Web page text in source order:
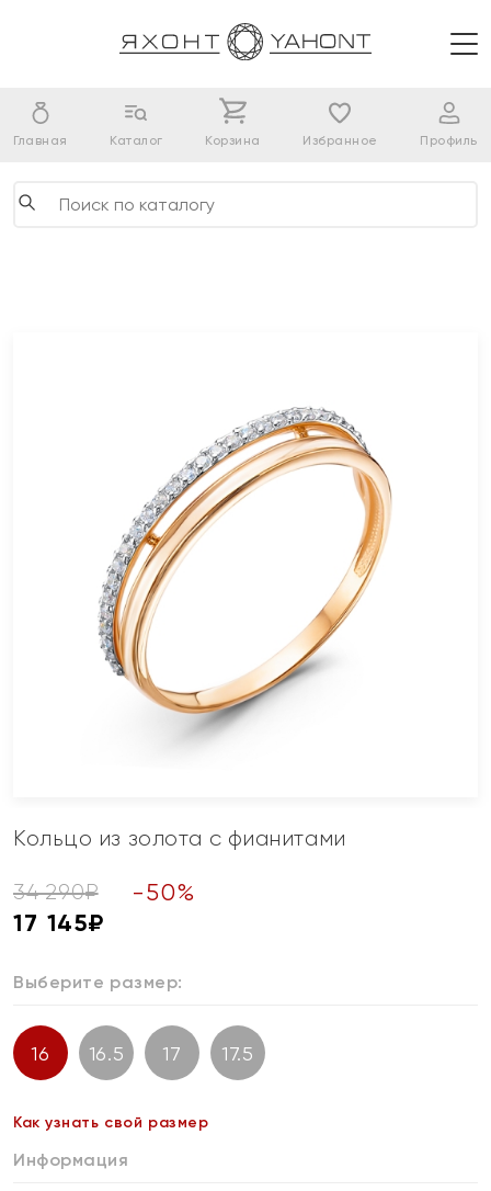
Главная Каталог Корзина Избранное Профиль
Кольцо из золота с фианитами
34 290₽ -50%
17 145₽
Выберите размер:
16 16.5 17 17.5
Как узнать свой размер
Информация